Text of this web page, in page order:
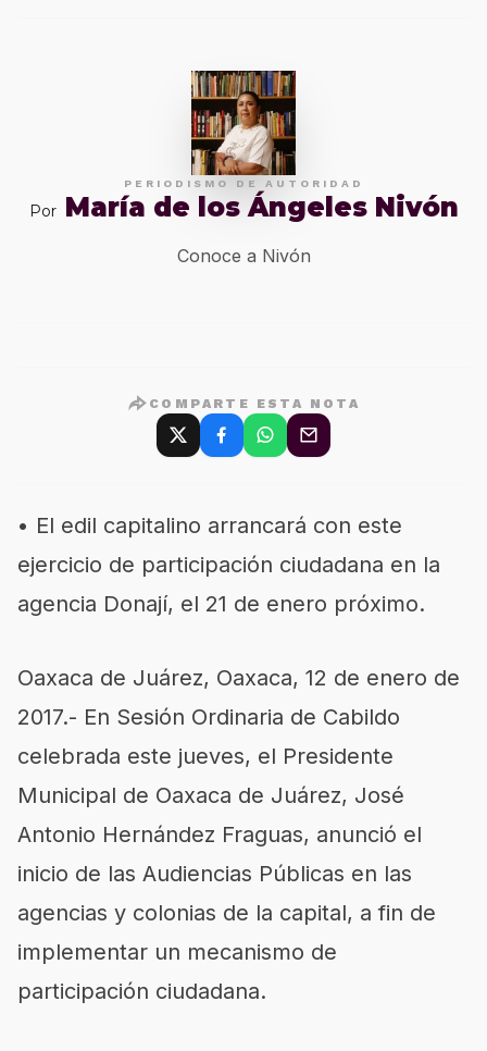
PERIODISMO DE AUTORIDAD
Por María de los Ángeles Nivón
Conoce a Nivón
COMPARTE ESTA NOTA
• El edil capitalino arrancará con este
ejercicio de participación ciudadana en la
agencia Donají, el 21 de enero próximo.
Oaxaca de Juárez, Oaxaca, 12 de enero de
2017.- En Sesión Ordinaria de Cabildo
celebrada este jueves, el Presidente
Municipal de Oaxaca de Juárez, José
Antonio Hernández Fraguas, anunció el
inicio de las Audiencias Públicas en las
agencias y colonias de la capital, a fin de
implementar un mecanismo de
participación ciudadana.